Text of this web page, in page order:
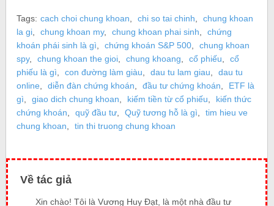
Tags: cach choi chung khoan chi so tai chinh
chung khoan
la gi
chung khoan my, chung khoan phai sinh
chứng
khoán phái sinh là gì
chứng khoán S&P 500
chung khoan
spy, chung khoan the gioi chung khoang cổ phiếu
cổ
phiếu là gì
con đường làm giàu dau tu lam giau
dau tu
online
diễn đàn chứng khoán đầu tư chứng khoán
ETF là
gì
giao dich chung khoan kiếm tiền từ cổ phiếu
kiến thức
chứng khoán
quỹ đầu tư Quỹ tương hỗ là gì
tim hieu ve
chung khoan
tin thi truong chung khoan
Về tác giả
Xin chào! Tôi là Vương Huy Đạt, là một nhà đầu tư